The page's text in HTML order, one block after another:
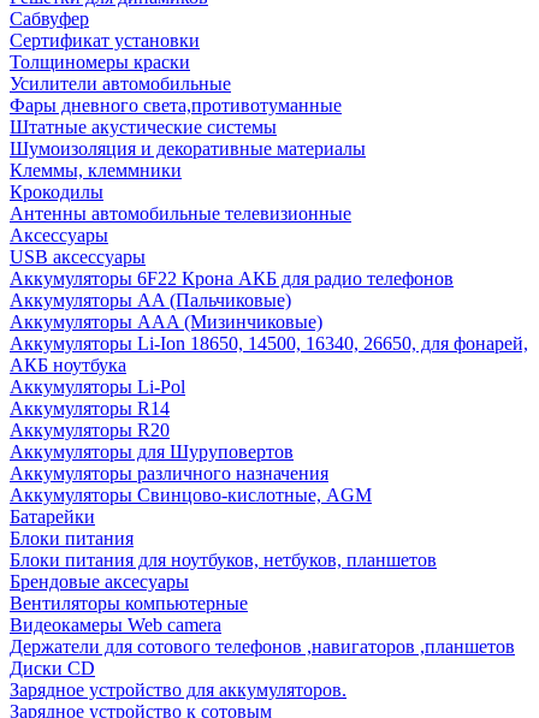
Сабвуфер
Сертификат установки
Толщиномеры краски
Усилители автомобильные
Фары дневного света,противотуманные
Штатные акустические системы
Шумоизоляция и декоративные материалы
Клеммы, клеммники
Крокодилы
Антенны автомобильные телевизионные
Аксессуары
USB аксессуары
Аккумуляторы 6F22 Крона АКБ для радио телефонов
Аккумуляторы AA (Пальчиковые)
Аккумуляторы AAA (Мизинчиковые)
Аккумуляторы Li-Ion 18650, 14500, 16340, 26650, для фонарей,
АКБ ноутбука
Аккумуляторы Li-Pol
Аккумуляторы R14
Аккумуляторы R20
Аккумуляторы для Шуруповертов
Аккумуляторы различного назначения
Аккумуляторы Свинцово-кислотные, AGM
Батарейки
Блоки питания
Блоки питания для ноутбуков, нетбуков, планшетов
Брендовые аксесуары
Вентиляторы компьютерные
Видеокамеры Web camera
Держатели для сотового телефонов ,навигаторов ,планшетов
Диски CD
Зарядное устройство для аккумуляторов.
Зарядное устройство к сотовым